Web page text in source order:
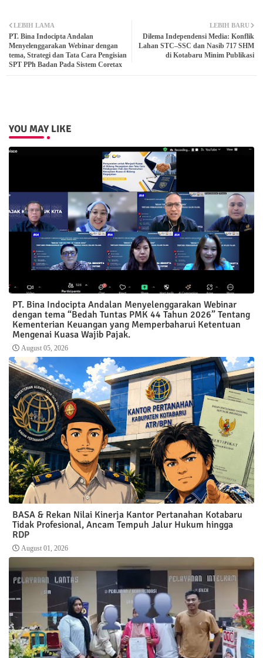
atsa
LEBIH BARU
Dilema Independensi Media: Konflik
Lahan STC–SSC dan Nasib 717 SHM
di Kotabaru Minim Publikasi
LEBIH LAMA
PT. Bina Indocipta Andalan
Menyelenggarakan Webinar dengan
tema, Strategi dan Tata Cara Pengisian
SPT PPh Badan Pada Sistem Coretax
YOU MAY LIKE
PT. Bina Indocipta Andalan Menyelenggarakan Webinar
dengan tema “Bedah Tuntas PMK 44 Tahun 2026” Tentang
Kementerian Keuangan yang Memperbaharui Ketentuan
Mengenai Kuasa Wajib Pajak.
August 05, 2026
BASA & Rekan Nilai Kinerja Kantor Pertanahan Kotabaru
Tidak Profesional, Ancam Tempuh Jalur Hukum hingga
RDP
August 01, 2026